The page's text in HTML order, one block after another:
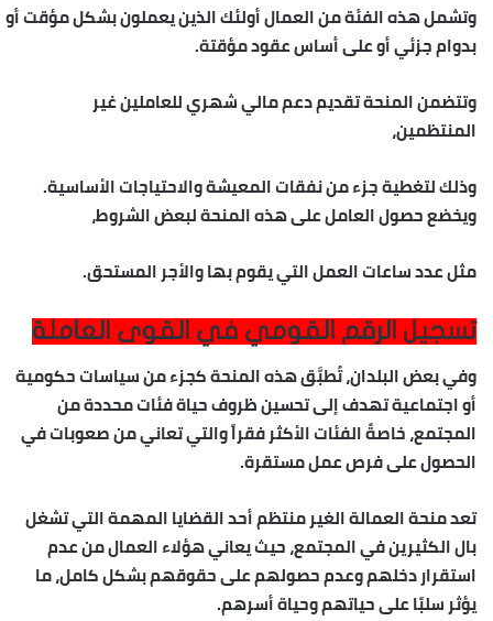
وتشمل هذه الفئة من العمال أولئك الذين يعملون بشكل مؤقت أو
بدوام جزئي أو على أساس عقود مؤقتة.
وتتضمن المنحة تقديم دعم مالي شهري للعاملين غير
المنتظمين،
وذلك لتغطية جزء من نفقات المعيشة والاحتياجات الأساسية.
ويخضع حصول العامل على هذه المنحة لبعض الشروط،
مثل عدد ساعات العمل التي يقوم بها والأجر المستحق.
تسجيل الرقم القومي في القوى العاملة
وفي بعض البلدان، تُطبَّق هذه المنحة كجزء من سياسات حكومية
أو اجتماعية تهدف إلى تحسين ظروف حياة فئات محددة من
المجتمع، خاصةً الفئات الأكثر فقراً والتي تعاني من صعوبات في
الحصول على فرص عمل مستقرة.
تعد منحة العمالة الغير منتظم أحد القضايا المهمة التي تشغل
بال الكثيرين في المجتمع، حيث يعاني هؤلاء العمال من عدم
استقرار دخلهم وعدم حصولهم على حقوقهم بشكل كامل، ما
يؤثر سلبًا على حياتهم وحياة أسرهم.